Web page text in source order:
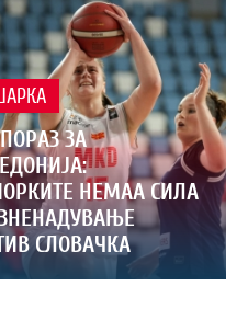
ЗА
НЕМАА СИЛА
СЛОВАЧКА